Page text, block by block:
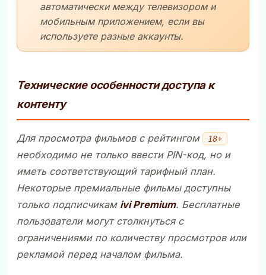
автоматически между телевизором и
мобильным приложением, если вы
используете разные аккаунты.
Технические особенности доступа к
контенту
Для просмотра фильмов с рейтингом 18+
необходимо не только ввести PIN-код, но и
иметь соответствующий тарифный план.
Некоторые премиальные фильмы доступны
только подписчикам ivi Premium. Бесплатные
пользователи могут столкнуться с
ограничениями по количеству просмотров или
рекламой перед началом фильма.